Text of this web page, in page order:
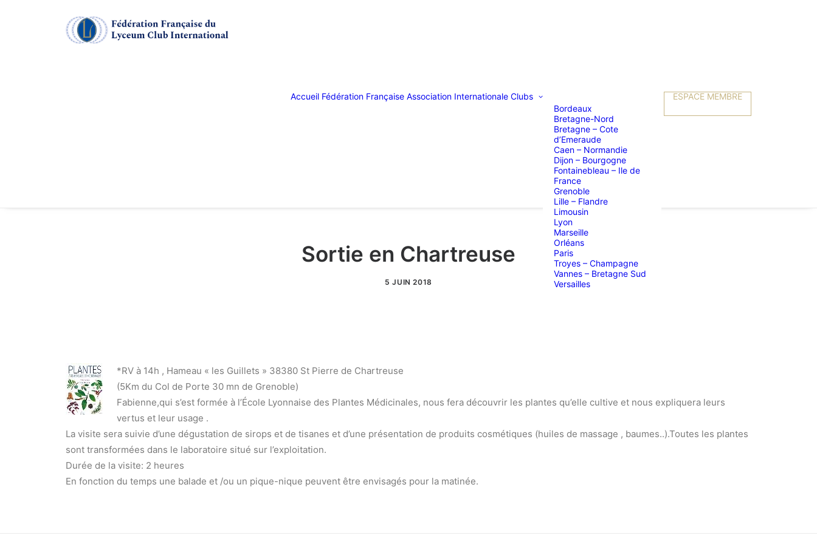
Accueil Fédération Française Association Internationale Clubs
Bordeaux
Bretagne-Nord
Bretagne – Cote
d’Emeraude
Caen – Normandie
Dijon – Bourgogne
Fontainebleau – Ile de
France
Grenoble
Lille – Flandre
Limousin
Lyon
Marseille
Orléans
Paris
Troyes – Champagne
Vannes – Bretagne Sud
Versailles
ESPACE MEMBRE
Sortie en Chartreuse
5 JUIN 2018
*RV à 14h , Hameau « les Guillets » 38380 St Pierre de Chartreuse
(5Km du Col de Porte 30 mn de Grenoble)
Fabienne,qui s’est formée à l’École Lyonnaise des Plantes Médicinales, nous fera découvrir les plantes qu’elle cultive et nous expliquera leurs
vertus et leur usage .
La visite sera suivie d’une dégustation de sirops et de tisanes et d’une présentation de produits cosmétiques (huiles de massage , baumes..).Toutes les plantes
sont transformées dans le laboratoire situé sur l’exploitation.
Durée de la visite: 2 heures
En fonction du temps une balade et /ou un pique-nique peuvent être envisagés pour la matinée.